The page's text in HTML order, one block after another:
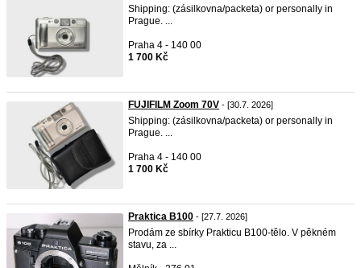
Shipping: (zásilkovna/packeta) or personally in
Prague. ...
Praha 4 - 140 00
1 700 Kč
FUJIFILM Zoom 70V - [30.7. 2026]
Shipping: (zásilkovna/packeta) or personally in
Prague. ...
Praha 4 - 140 00
1 700 Kč
Praktica B100 - [27.7. 2026]
Prodám ze sbírky Prakticu B100-tělo. V pěkném
stavu, za ...